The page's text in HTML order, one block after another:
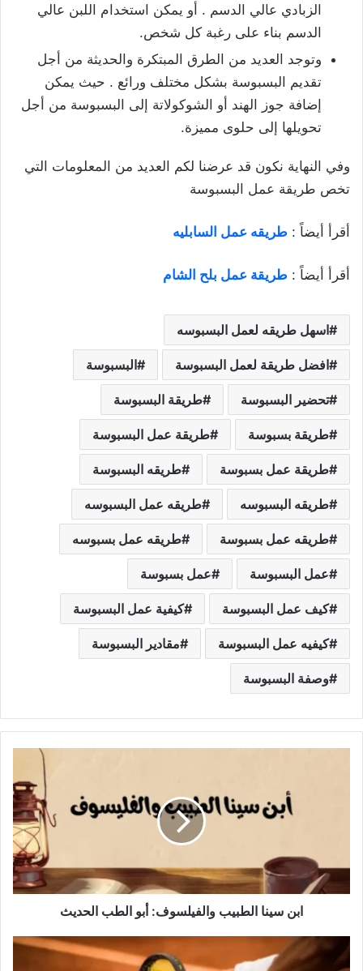
الزبادي عالي الدسم . أو يمكن استخدام اللبن عالي
الدسم بناء على رغبة كل شخص.
وتوجد العديد من الطرق المبتكرة والحديثة من أجل
تقديم البسبوسة بشكل مختلف ورائع . حيث يمكن
إضافة جوز الهند أو الشوكولاتة إلى البسبوسة من أجل
تحويلها إلى حلوى مميزة.
وفي النهاية نكون قد عرضنا لكم العديد من المعلومات التي
تخص طريقة عمل البسبوسة
أقرأ أيضاً : طريقه عمل السابليه
أقرأ أيضاً : طريقة عمل بلح الشام
اسهل طريقه لعمل البسبوسه
افضل طريقة لعمل البسبوسة البسبوسة
تحضير البسبوسة طريقة البسبوسة
طريقة بسبوسة طريقة عمل البسبوسة
طريقة عمل بسبوسة طريقه البسبوسة
طريقه البسبوسه طريقه عمل البسبوسه
طريقه عمل بسبوسة طريقه عمل بسبوسه
عمل البسبوسة عمل بسبوسة
كيف عمل البسبوسة كيفية عمل البسبوسة
كيفيه عمل البسبوسة مقادير البسبوسة
وصفة البسبوسة
ابن سينا الطبيب والفيلسوف: أبو الطب الحديث
رياضة
كرة